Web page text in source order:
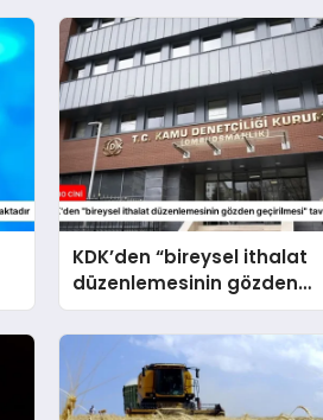
KDK’den “bireysel ithalat
düzenlemesinin gözden
geçirilmesi” tavsiyesi